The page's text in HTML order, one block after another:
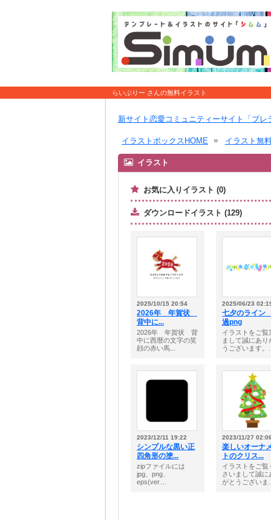
らいぶりー さんの無料イラスト
新サイト恋愛コミュニティーサイト「ブレ
イラストボックスHOME イラスト無
イラスト
お気に入りイラスト (0)
ダウンロードイラスト (129)
2025/10/15 20:54
2026年 年賀状
背中に...
2026年 年賀状 背
中に西暦の文字の笑
顔の赤い馬...
2025/06/23
七夕のライ
過png
イラストをご覧
まして誠にあり
うございます。
2023/12/11 19:22
シンプルな黒い正
四角形の塗...
zipファイルには
jpg、png、
eps(ver....
2023/11/27
楽しいオーナ
トのクリス...
イラストをご覧
さいまして誠に
がとうございま